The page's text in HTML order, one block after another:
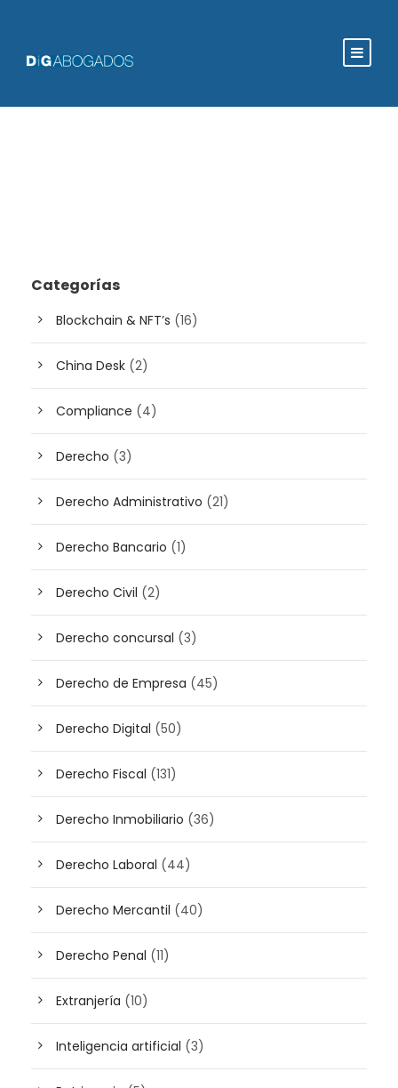
Categorías
Blockchain & NFT’s (16)
China Desk (2)
Compliance (4)
Derecho (3)
Derecho Administrativo (21)
Derecho Bancario (1)
Derecho Civil (2)
Derecho concursal (3)
Derecho de Empresa (45)
Derecho Digital (50)
Derecho Fiscal (131)
Derecho Inmobiliario (36)
Derecho Laboral (44)
Derecho Mercantil (40)
Derecho Penal (11)
Extranjería (10)
Inteligencia artificial (3)